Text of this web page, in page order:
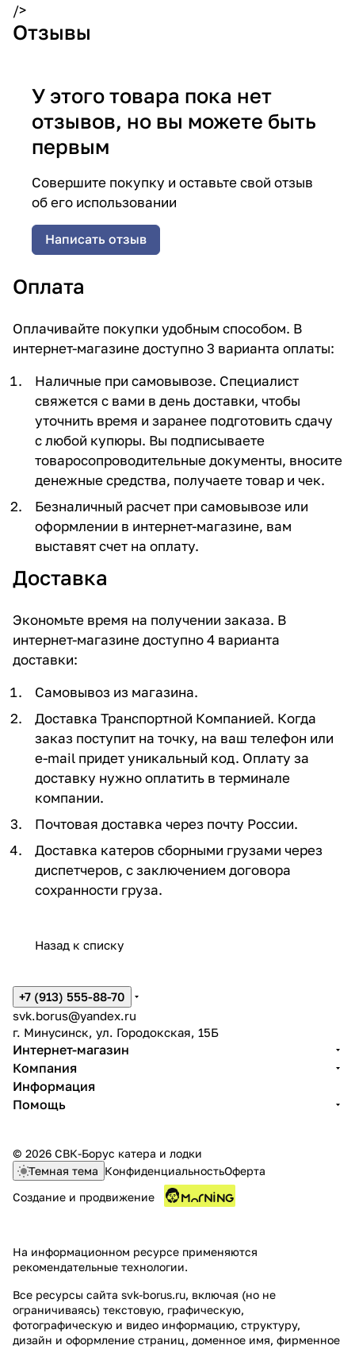
/>
Отзывы
У этого товара пока нет
отзывов, но вы можете быть
первым
Совершите покупку и оставьте свой отзыв
об его использовании
Написать отзыв
Оплата
Оплачивайте покупки удобным способом. В
интернет-магазине доступно 3 варианта оплаты:
Наличные при самовывозе. Специалист
свяжется с вами в день доставки, чтобы
уточнить время и заранее подготовить сдачу
с любой купюры. Вы подписываете
товаросопроводительные документы, вносите
денежные средства, получаете товар и чек.
Безналичный расчет при самовывозе или
оформлении в интернет-магазине, вам
выставят счет на оплату.
Доставка
Экономьте время на получении заказа. В
интернет-магазине доступно 4 варианта
доставки:
Самовывоз из магазина.
Доставка Транспортной Компанией. Когда
заказ поступит на точку, на ваш телефон или
e-mail придет уникальный код. Оплату за
доставку нужно оплатить в терминале
компании.
Почтовая доставка через почту России.
Доставка катеров сборными грузами через
диспетчеров, с заключением договора
сохранности груза.
Назад к списку
+7 (913) 555-88-70
svk.borus@yandex.ru
г. Минусинск, ул. Городокская, 15Б
Интернет-магазин
Компания
Информация
Помощь
© 2026 СВК-Борус катера и лодки
Темная тема КонфиденциальностьОферта
Создание и продвижение
На информационном ресурсе применяются
рекомендательные технологии.
Все ресурсы сайта svk-borus.ru, включая (но не
ограничиваясь) текстовую, графическую,
фотографическую и видео информацию, структуру,
дизайн и оформление страниц, доменное имя, фирменное